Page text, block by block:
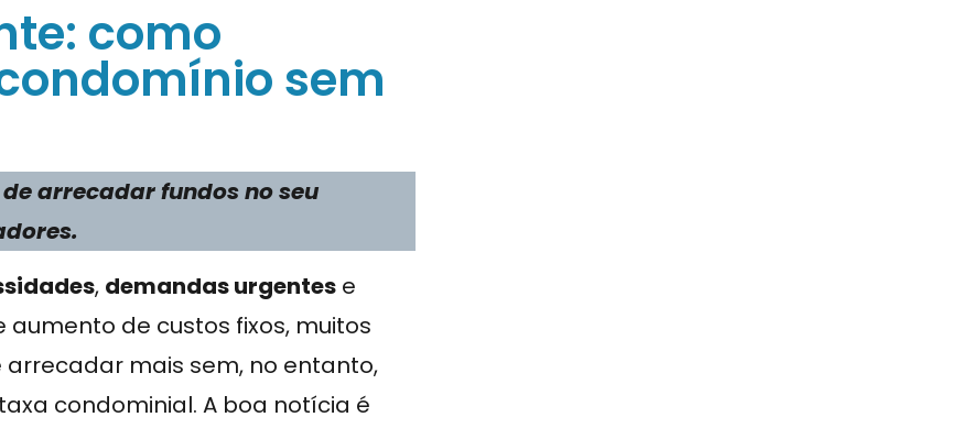
como
sem
arrecadar fundos no seu
, demandas urgentes e
aumento de custos fixos, muitos
mais sem, no entanto,
condominial. A boa notícia é